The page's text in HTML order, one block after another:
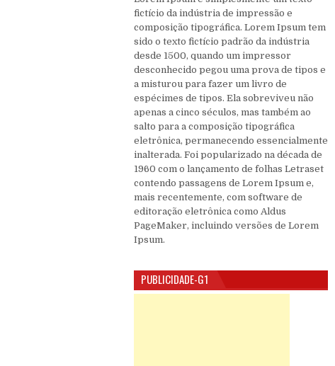
fictício da indústria de impressão e
composição tipográfica. Lorem Ipsum tem
sido o texto fictício padrão da indústria
desde 1500, quando um impressor
desconhecido pegou uma prova de tipos e
a misturou para fazer um livro de
espécimes de tipos. Ela sobreviveu não
apenas a cinco séculos, mas também ao
salto para a composição tipográfica
eletrônica, permanecendo essencialmente
inalterada. Foi popularizado na década de
1960 com o lançamento de folhas Letraset
contendo passagens de Lorem Ipsum e,
mais recentemente, com software de
editoração eletrônica como Aldus
PageMaker, incluindo versões de Lorem
Ipsum.
PUBLICIDADE-G1